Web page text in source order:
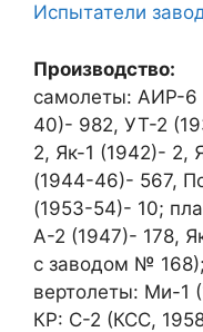
Испытатели
Производство:
самолеты: АИР-6
40)- 982, УТ-2
2, Як-1 (1942)-
(1944-46)- 567,
(1953-54)- 10;
А-2 (1947)- 178,
с заводом № 168);
вертолеты: Ми-1
КР: С-2 (КСС,